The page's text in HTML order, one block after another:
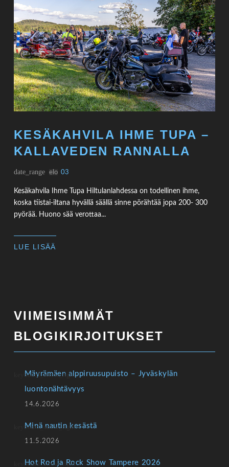
KESÄKAHVILA IHME TUPA –
KALLAVEDEN RANNALLA
date_range elo 03
Kesäkahvila Ihme Tupa Hiltulanlahdessa on todellinen ihme,
koska tiistai-iltana hyvällä säällä sinne pörähtää jopa 200- 300
pyörää. Huono sää verottaa...
LUE LISÄÄ
VIIMEISIMMÄT
BLOGIKIRJOITUKSET
Mäyrämäen alppiruusupuisto – Jyväskylän
luontonähtävyys
14.6.2026
Minä nautin kesästä
11.5.2026
Hot Rod ja Rock Show Tampere 2026